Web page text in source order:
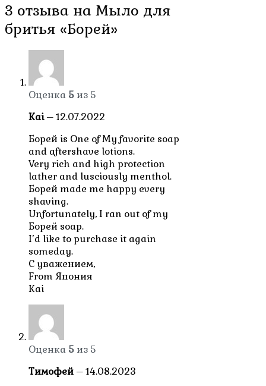
3 отзыва на Мыло для
бритья «Борей»
Оценка 5 из 5
Kai–12.07.2022
Борей is One of My favorite soap
and aftershave lotions.
Very rich and high protection
lather and lusciously menthol.
Борей made me happy every
shaving.
Unfortunately, I ran out of my
Борей soap.
I’d like to purchase it again
someday.
С уважением,
From Япония
Kai
Оценка 5 из 5
Тимофей –14.08.2023